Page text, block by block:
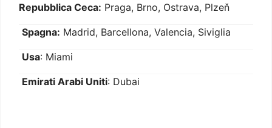
Repubblica Ceca: Praga, Brno, Ostrava, Plzeň
Spagna: Madrid, Barcellona, Valencia, Siviglia
Usa: Miami
Emirati Arabi Uniti: Dubai